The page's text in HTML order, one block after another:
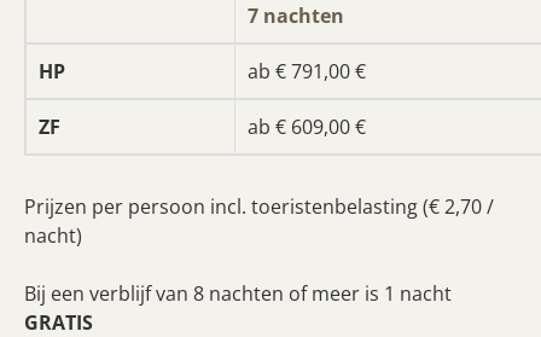
7 nachten
ab € 791,00 €
ab € 609,00 €
Prijzen per persoon incl. toeristenbelasting (€ 2,70 /
nacht)
Bij een verblijf van 8 nachten of meer is 1 nacht
GRATIS